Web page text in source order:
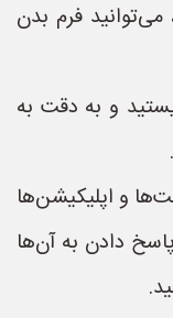
می‌توانید فرم بدن
و به دقت به
و اپلیکیشن‌ها
دادن به آن‌ها